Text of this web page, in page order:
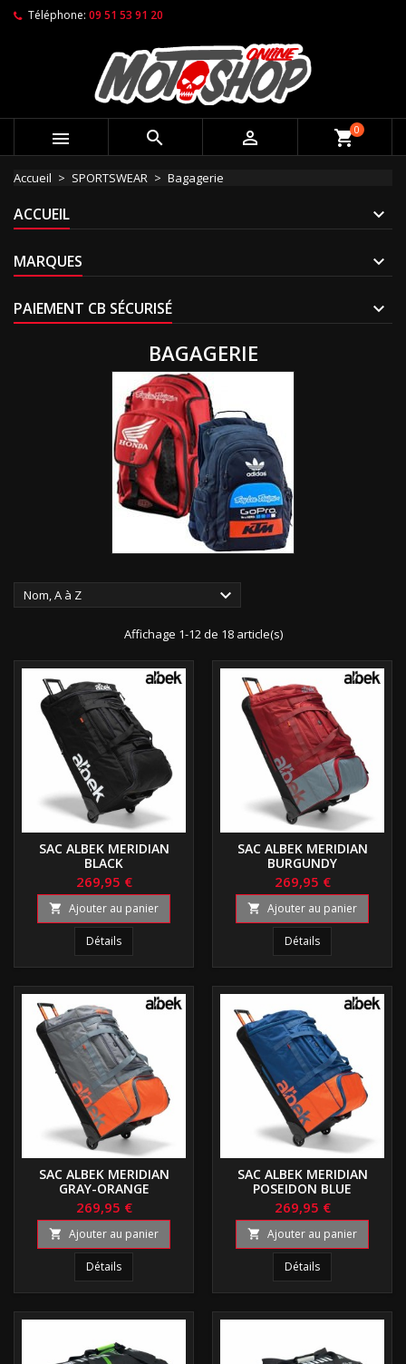
Téléphone: 09 51 53 91 20
   shopping_cart0
Accueil SPORTSWEAR Bagagerie
ACCUEIL
MARQUES
PAIEMENT CB SÉCURISÉ
BAGAGERIE
Nom, A à Z 
Affichage 1-12 de 18 article(s)
SAC ALBEK MERIDIAN
BLACK
269,95 €
 Ajouter au panier
Détails
SAC ALBEK MERIDIAN
BURGUNDY
269,95 €
 Ajouter au panier
Détails
SAC ALBEK MERIDIAN
GRAY-ORANGE
269,95 €
 Ajouter au panier
Détails
SAC ALBEK MERIDIAN
POSEIDON BLUE
269,95 €
 Ajouter au panier
Détails